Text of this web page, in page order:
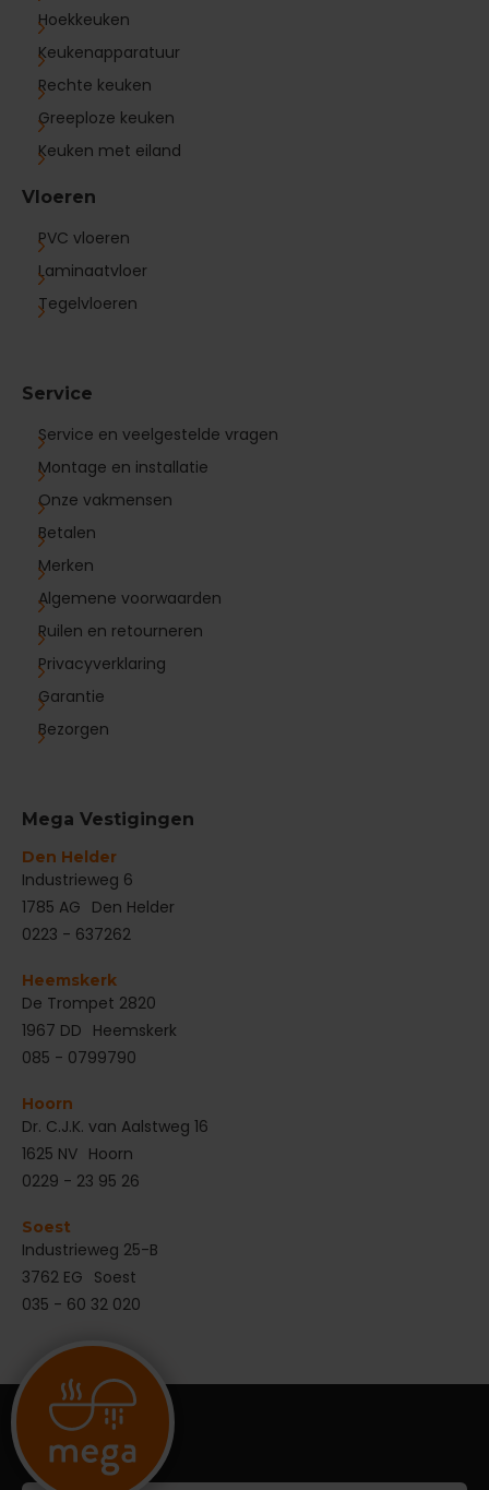
Hoekkeuken
Keukenapparatuur
Rechte keuken
Greeploze keuken
Keuken met eiland
Vloeren
PVC vloeren
Laminaatvloer
Tegelvloeren
Service
Service en veelgestelde vragen
Montage en installatie
Onze vakmensen
Betalen
Merken
Algemene voorwaarden
Ruilen en retourneren
Privacyverklaring
Garantie
Bezorgen
Mega Vestigingen
Den Helder
‌Industrieweg 6
1785 AG Den Helder
0223 - 637262
Heemskerk
De Trompet 2820
1967 DD Heemskerk
085 - 0799790
Hoorn
Dr. C.J.K. van Aalstweg 16
1625 NV Hoorn
0229 - 23 95 26
Soest
Industrieweg 25-B
3762 EG Soest
035 - 60 32 020